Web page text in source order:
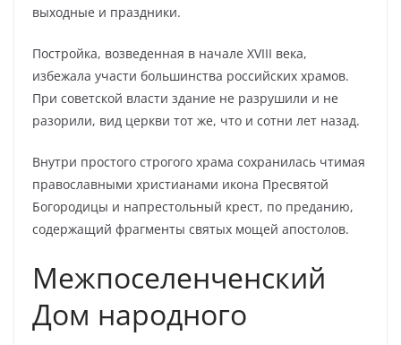
выходные и праздники.
Постройка, возведенная в начале XVIII века,
избежала участи большинства российских храмов.
При советской власти здание не разрушили и не
разорили, вид церкви тот же, что и сотни лет назад.
Внутри простого строгого храма сохранилась чтимая
православными христианами икона Пресвятой
Богородицы и напрестольный крест, по преданию,
содержащий фрагменты святых мощей апостолов.
Межпоселенченский
Дом народного